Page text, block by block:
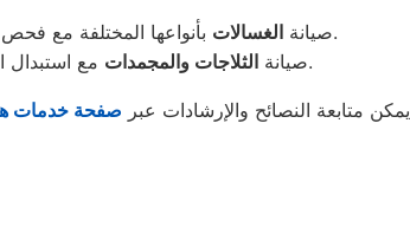
صيانة الغسالات
بأنواعها المختلفة مع فحص شامل للأعطال الكهربائية والميكانيكية.
صيانة الثلاجات والمجمدات مع استبدال القطع التالفة وضمان التبريد المثالي.
يمكن متابعة النصائح والإرشادات عبر صفحة خدمات